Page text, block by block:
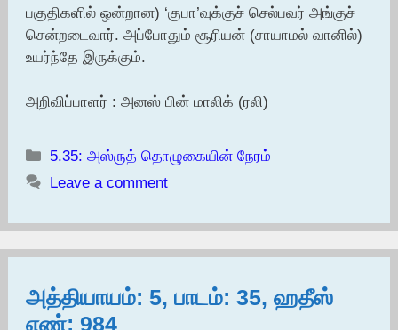
பகுதிகளில் ஒன்றான) ‘குபா’வுக்குச் செல்பவர் அங்குச்
சென்றடைவார். அப்போதும் சூரியன் (சாயாமல் வானில்)
உயர்ந்தே இருக்கும்.
அறிவிப்பாளர் : அனஸ் பின் மாலிக் (ரலி)
Categories
5.35: அஸ்ருத் தொழுகையின் நேரம்
Leave a comment
அத்தியாயம்: 5, பாடம்: 35, ஹதீஸ்
எண்: 984